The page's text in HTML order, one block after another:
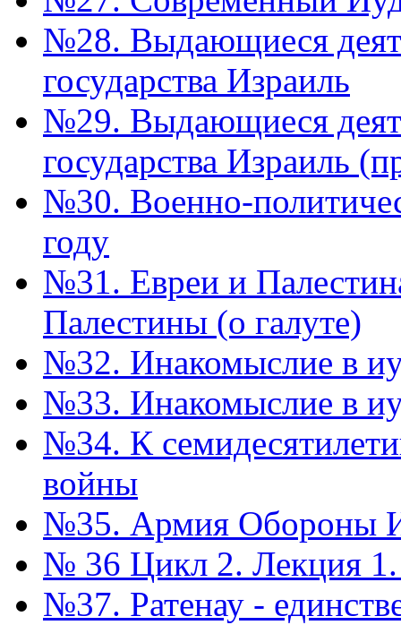
№28. Выдающиеся
государства Израиль
№29. Выдающиеся
государства Израиль
№30. Военно-
году
№31. Евреи и
Палестины (о галуте)
№32. Инакомыслие в
№33. Инакомыслие в
№34. К
войны
№35. Армия Обороны
№ 36 Цикл 2. Лекция 1.
№37. Ратенау -